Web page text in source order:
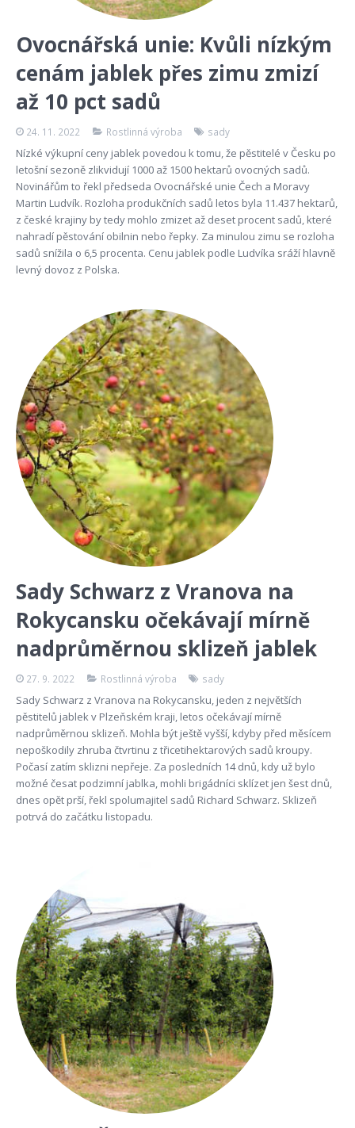
Ovocnářská unie: Kvůli nízkým
cenám jablek přes zimu zmizí
až 10 pct sadů
24. 11. 2022 Rostlinná výroba sady
Nízké výkupní ceny jablek povedou k tomu, že pěstitelé v Česku po
letošní sezoně zlikvidují 1000 až 1500 hektarů ovocných sadů.
Novinářům to řekl předseda Ovocnářské unie Čech a Moravy
Martin Ludvík. Rozloha produkčních sadů letos byla 11.437 hektarů,
z české krajiny by tedy mohlo zmizet až deset procent sadů, které
nahradí pěstování obilnin nebo řepky. Za minulou zimu se rozloha
sadů snížila o 6,5 procenta. Cenu jablek podle Ludvíka sráží hlavně
levný dovoz z Polska.
Sady Schwarz z Vranova na
Rokycansku očekávají mírně
nadprůměrnou sklizeň jablek
27. 9. 2022 Rostlinná výroba sady
Sady Schwarz z Vranova na Rokycansku, jeden z největších
pěstitelů jablek v Plzeňském kraji, letos očekávají mírně
nadprůměrnou sklizeň. Mohla být ještě vyšší, kdyby před měsícem
nepoškodily zhruba čtvrtinu z třicetihektarových sadů kroupy.
Počasí zatím sklizni nepřeje. Za posledních 14 dnů, kdy už bylo
možné česat podzimní jablka, mohli brigádníci sklízet jen šest dnů,
dnes opět prší, řekl spolumajitel sadů Richard Schwarz. Sklizeň
potrvá do začátku listopadu.